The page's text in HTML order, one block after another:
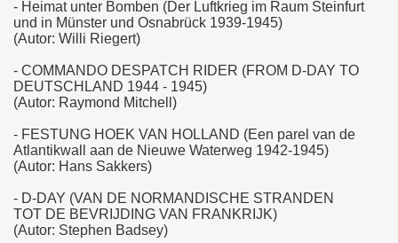
- Heimat unter Bomben (Der Luftkrieg im Raum Steinfurt
und in Münster und Osnabrück 1939-1945)
(Autor: Willi Riegert)
- COMMANDO DESPATCH RIDER (FROM D-DAY TO
DEUTSCHLAND 1944 - 1945)
(Autor: Raymond Mitchell)
- FESTUNG HOEK VAN HOLLAND (Een parel van de
Atlantikwall aan de Nieuwe Waterweg 1942-1945)
(Autor: Hans Sakkers)
- D-DAY (VAN DE NORMANDISCHE STRANDEN
TOT DE BEVRIJDING VAN FRANKRIJK)
(Autor: Stephen Badsey)